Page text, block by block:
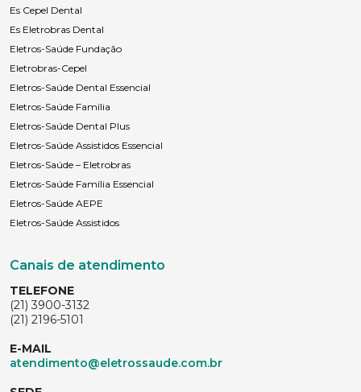
Es Cepel Dental
Es Eletrobras Dental
Eletros-Saúde Fundação
Eletrobras-Cepel
Eletros-Saúde Dental Essencial
Eletros-Saúde Família
Eletros-Saúde Dental Plus
Eletros-Saúde Assistidos Essencial
Eletros-Saúde – Eletrobras
Eletros-Saúde Família Essencial
Eletros-Saúde AEPE
Eletros-Saúde Assistidos
Canais de atendimento
TELEFONE
(21) 3900-3132
(21) 2196-5101
E-MAIL
atendimento@eletrossaude.com.br